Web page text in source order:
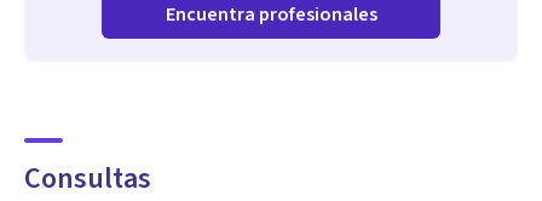
Encuentra profesionales
Consultas